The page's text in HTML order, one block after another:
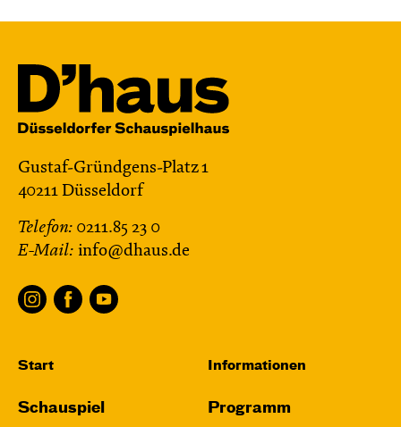
Gustaf-Gründgens-Platz 1
40211 Düsseldorf
Telefon: 0211.85 23 0
E-Mail: info@dhaus.de
Start
Schauspiel
Informationen
Programm